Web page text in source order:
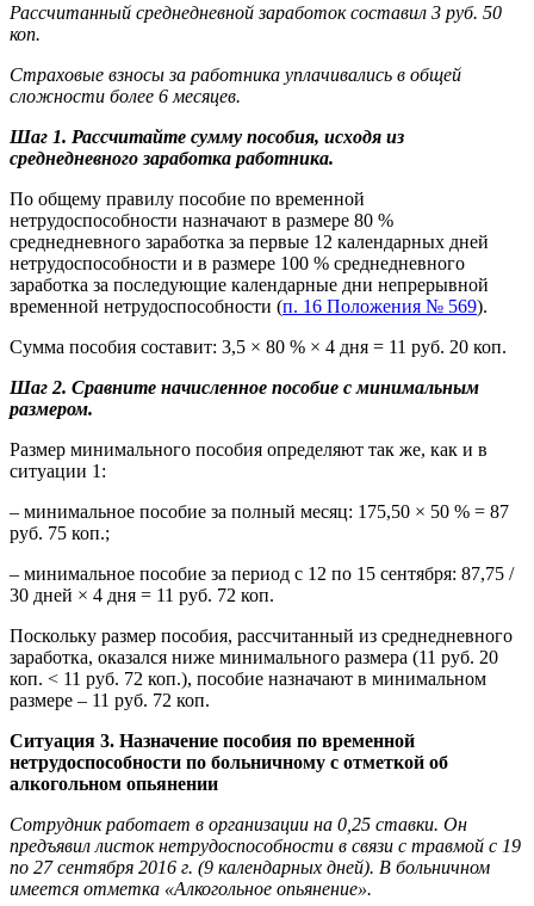
Рассчитанный среднедневной заработок составил 3 руб. 50
коп.
Страховые взносы за работника уплачивались в общей
сложности более 6 месяцев.
Шаг 1. Рассчитайте сумму пособия, исходя из
среднедневного заработка работника.
По общему правилу пособие по временной
нетрудоспособности назначают в размере 80 %
среднедневного заработка за первые 12 календарных дней
нетрудоспособности и в размере 100 % среднедневного
заработка за последующие календарные дни непрерывной
временной нетрудоспособности (п. 16 Положения № 569).
Сумма пособия составит: 3,5 × 80 % × 4 дня = 11 руб. 20 коп.
Шаг 2. Сравните начисленное пособие с минимальным
размером.
Размер минимального пособия определяют так же, как и в
ситуации 1:
– минимальное пособие за полный месяц: 175,50 × 50 % = 87
руб. 75 коп.;
– минимальное пособие за период с 12 по 15 сентября: 87,75 /
30 дней × 4 дня = 11 руб. 72 коп.
Поскольку размер пособия, рассчитанный из среднедневного
заработка, оказался ниже минимального размера (11 руб. 20
коп. < 11 руб. 72 коп.), пособие назначают в минимальном
размере – 11 руб. 72 коп.
Ситуация 3. Назначение пособия по временной
нетрудоспособности по больничному с отметкой об
алкогольном опьянении
Сотрудник работает в организации на 0,25 ставки. Он
предъявил листок нетрудоспособности в связи с травмой с 19
по 27 сентября 2016 г. (9 календарных дней). В больничном
имеется отметка «Алкогольное опьянение».